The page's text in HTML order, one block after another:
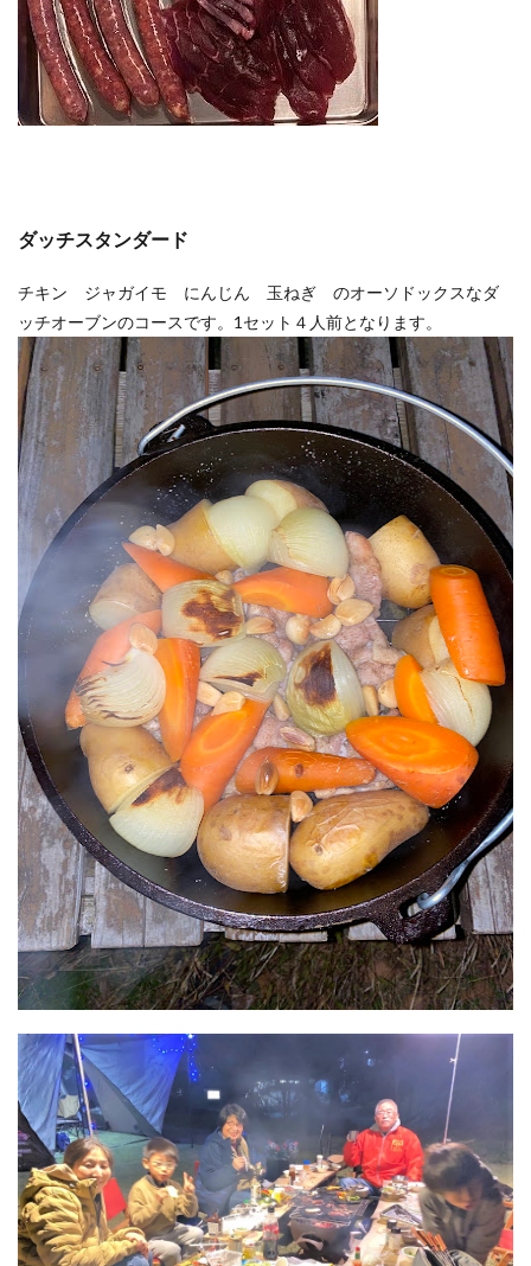
ダッチスタンダード
チキン ジャガイモ にんじん 玉ねぎ のオーソドックスなダ
ッチオーブンのコースです。1セット４人前となります。